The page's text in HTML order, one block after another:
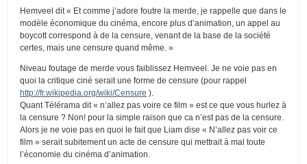
Hemveel dit « Et comme j’adore foutre la merde, je rappelle que dans le
modèle économique du cinéma, encore plus d’animation, un appel au
boycott correspond à de la censure, venant de la base de la société
certes, mais une censure quand même. »
Niveau foutage de merde vous faiblissez Hemveel. Je ne voie pas en
quoi la critique ciné serait une forme de censure (pour rappel
http://fr.wikipedia.org/wiki/Censure ).
Quant Télérama dit « n’allez pas voire ce film » est ce que vous hurlez à
la censure ? Non! pour la simple raison que ca n’est pas de la censure.
Alors je ne voie pas en quoi le fait que Liam dise « N’allez pas voir ce
film » serait subitement un acte de censure qui mettrait à mal toute
l’économie du cinéma d’animation.